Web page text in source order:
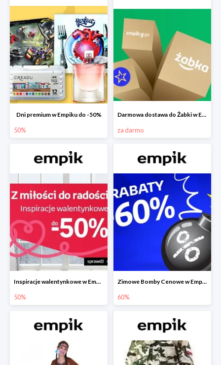
Dni premium w Empiku do -50%
50%
Darmowa dostawa do Żabki w Empiku
za darmo
Inspiracje walentynkowe w Empiku do -50%
50%
Zimowe Bomby Cenowe w Empiku do -60%
60%